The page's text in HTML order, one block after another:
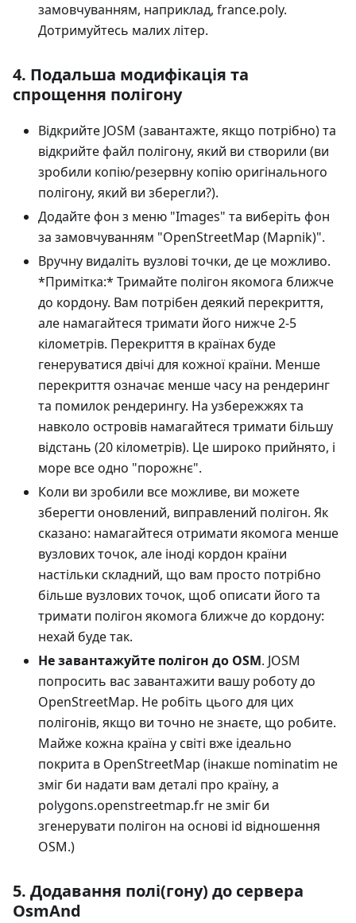
замовчуванням, наприклад, france.poly.
Дотримуйтесь малих літер.
4. Подальша модифікація та
спрощення полігону
Відкрийте JOSM (завантажте, якщо потрібно) та
відкрийте файл полігону, який ви створили (ви
зробили копію/резервну копію оригінального
полігону, який ви зберегли?).
Додайте фон з меню "Images" та виберіть фон
за замовчуванням "OpenStreetMap (Mapnik)".
Вручну видаліть вузлові точки, де це можливо.
*Примітка:* Тримайте полігон якомога ближче
до кордону. Вам потрібен деякий перекриття,
але намагайтеся тримати його нижче 2-5
кілометрів. Перекриття в країнах буде
генеруватися двічі для кожної країни. Менше
перекриття означає менше часу на рендеринг
та помилок рендерингу. На узбережжях та
навколо островів намагайтеся тримати більшу
відстань (20 кілометрів). Це широко прийнято, і
море все одно "порожнє".
Коли ви зробили все можливе, ви можете
зберегти оновлений, виправлений полігон. Як
сказано: намагайтеся отримати якомога менше
вузлових точок, але іноді кордон країни
настільки складний, що вам просто потрібно
більше вузлових точок, щоб описати його та
тримати полігон якомога ближче до кордону:
нехай буде так.
Не завантажуйте полігон до OSM. JOSM
попросить вас завантажити вашу роботу до
OpenStreetMap. Не робіть цього для цих
полігонів, якщо ви точно не знаєте, що робите.
Майже кожна країна у світі вже ідеально
покрита в OpenStreetMap (інакше nominatim не
зміг би надати вам деталі про країну, а
polygons.openstreetmap.fr не зміг би
згенерувати полігон на основі id відношення
OSM.)
5. Додавання полі(гону) до сервера
OsmAnd